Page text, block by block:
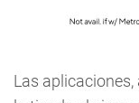
Las